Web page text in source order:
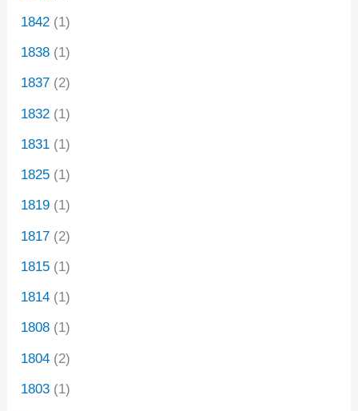
1842 (1)
1838 (1)
1837 (2)
1832 (1)
1831 (1)
1825 (1)
1819 (1)
1817 (2)
1815 (1)
1814 (1)
1808 (1)
1804 (2)
1803 (1)